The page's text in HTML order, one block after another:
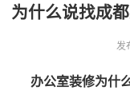
为什么说找成
发
办公室装修为什